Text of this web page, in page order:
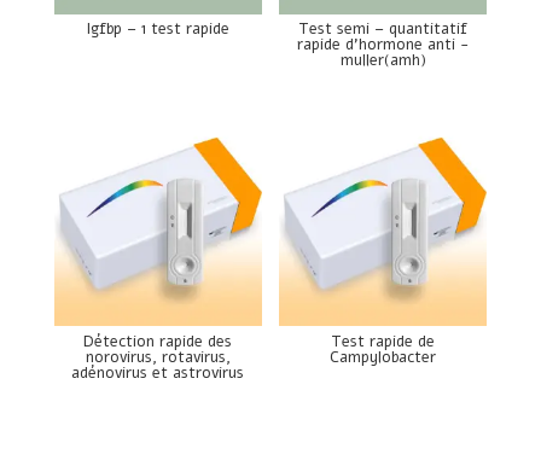
Igfbp – 1 test rapide Test semi – quantitatif
rapide d’hormone anti -
muller(amh)
Détection rapide des
norovirus, rotavirus,
adénovirus et astrovirus
Test rapide de
Campylobacter